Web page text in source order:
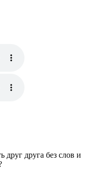
друг друга без слов и